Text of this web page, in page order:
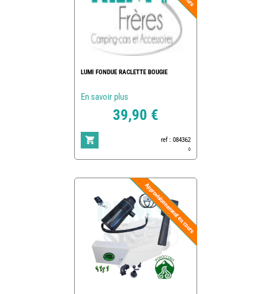
LUMI FONDUE RACLETTE BOUGIE
En savoir plus
39,90 €
ref : 084362
0